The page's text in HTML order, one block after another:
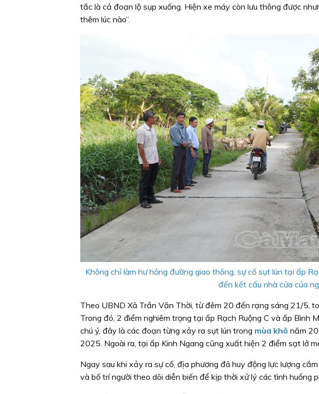
tắc là cả đoạn lộ sụp xuống. Hiện xe máy còn lưu thông được
thêm lúc nào”.
Không chỉ làm hư hỏng đường giao thông, sự cố sụt lún tại ấp
đến kết cấu nhà cửa của
Theo UBND Xã Trần Văn Thời, từ đêm 20 đến rạng sáng 21/5,
Trong đó, 2 điểm nghiêm trọng tại ấp Rạch Ruộng C và ấp Bình
chú ý, đây là các đoạn từng xảy ra sụt lún trong mùa khô năm
2025. Ngoài ra, tại ấp Kinh Ngang cũng xuất hiện 2 điểm sạt lở
Ngay sau khi xảy ra sự cố, địa phương đã huy động lực lượng
và bố trí người theo dõi diễn biến để kịp thời xử lý các tình huống